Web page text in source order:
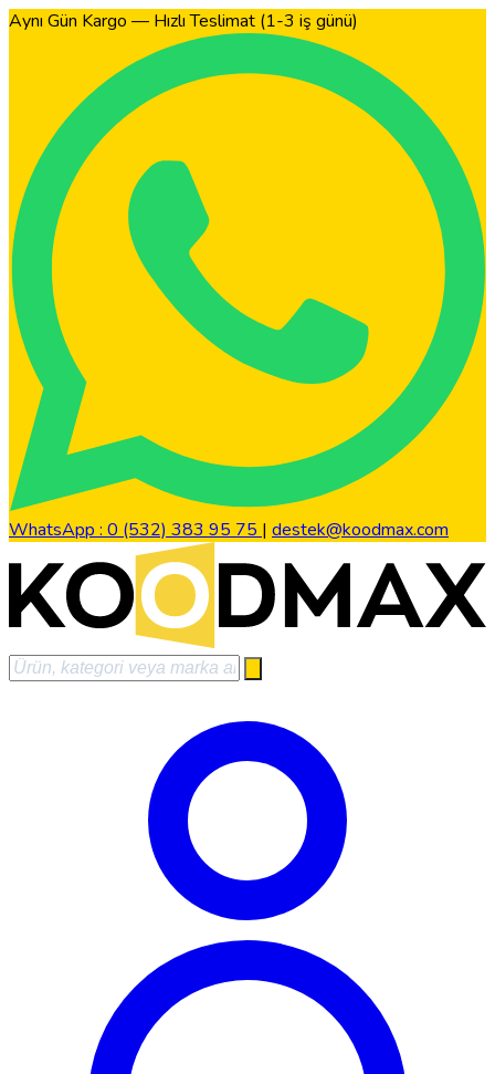
Aynı Gün Kargo — Hızlı Teslimat (1-3 iş günü)
WhatsApp : 0 (532) 383 95 75 | destek@koodmax.com